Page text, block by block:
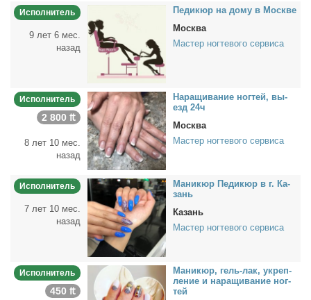
Исполнитель
9 лет 6 мес.
назад
Пе­ди­кюр на до­му в Москве
Москва
Мастер ногтевого сервиса
Исполнитель
2 800 ₶
8 лет 10 мес.
назад
На­ра­щи­ва­ние ног­тей, вы­
езд 24ч
Москва
Мастер ногтевого сервиса
Исполнитель
7 лет 10 мес.
назад
Ма­ни­кюр Пе­ди­кюр в г. Ка­
зань
Казань
Мастер ногтевого сервиса
Исполнитель
450 ₶
Ма­ни­кюр, гель-лак, укреп­
ле­ние и на­ра­щи­ва­ние ног­
тей